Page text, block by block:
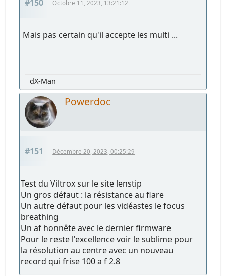
#150 Octobre 11, 2023, 13:21:12
Mais pas certain qu'il accepte les multi ...
dX-Man
Powerdoc
#151 Décembre 20, 2023, 00:25:29
Test du Viltrox sur le site lenstip
Un gros défaut : la résistance au flare
Un autre défaut pour les vidéastes le focus
breathing
Un af honnête avec le dernier firmware
Pour le reste l'excellence voir le sublime pour
la résolution au centre avec un nouveau
record qui frise 100 a f 2.8